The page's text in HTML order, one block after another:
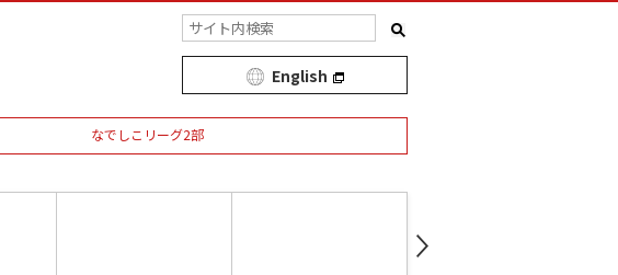
English
なでしこリーグ2部